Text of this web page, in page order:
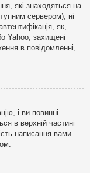
які знаходяться на
сервером), ні
як,
Yahoo, захищені
в повідомленні,
і ви повинні
в верхній частині
написання вами